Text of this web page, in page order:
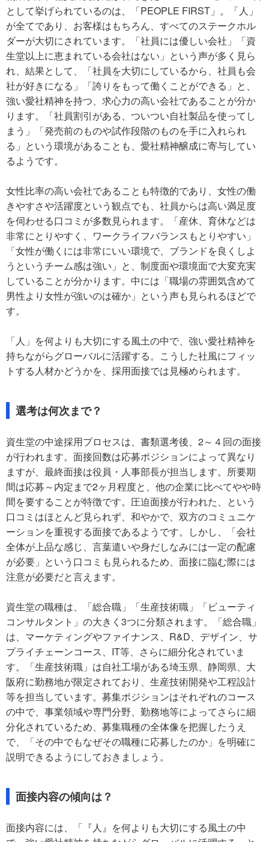
として挙げられているのは、「PEOPLE FIRST」。「人」
が全てであり、お客様はもちろん、すべてのステークホル
ダーが大切にされています。「社員には優しい会社」「資
生堂以上に恵まれている会社はない」という声が多く見ら
れ、結果として、「社員を大切にしているから、社員も会
社が好きになる」「誇りをもって働くことができる」と、
強い愛社精神を持つ、求心力の高い会社であることが分か
ります。「社員割引がある、ついつい自社製品を使ってし
まう」「発売前のものや試作段階のものを手に入れられ
る」という環境があることも、愛社精神醸成に寄与してい
るようです。
女性比率の高い会社であることも特徴的であり、女性の働
きやすさや活躍度という観点でも、社員からは高い満足度
を伺わせる口コミが多数見られます。「産休、育休などは
非常にとりやすく、ワークライフバランスもとりやすい」
「女性が働くには非常にいい環境で、ブランドを良くしよ
うというチーム感は強い」と、制度面や環境面で大変充実
していることが分かります。中には「職場の雰囲気含めて
男性より女性が強いのは確か」という声も見られるほどで
す。
「人」を何よりも大切にする風土の中で、強い愛社精神を
持ちながらグローバルに活躍する。こうした社風にフィッ
トする人材かどうかを、採用面接では見極められます。
選考は何次まで？
資生堂の中途採用プロセスは、書類選考後、2～４回の面接
が行われます。面接回数は応募ポジションによって異なり
ますが、最終面接は役員・人事部長が担当します。所要期
間は応募～内定まで2ヶ月程度と、他の企業に比べてやや時
間を要することが特徴です。圧迫面接が行われた、という
口コミはほとんど見られず、和やかで、双方のコミュニケ
ーションを重視する面接であるようです。しかし、「会社
全体が上品な感じ、言葉遣いや身だしなみには一定の配慮
が必要」という口コミも見られるため、面接に臨む際には
注意が必要だと言えます。
資生堂の職種は、「総合職」「生産技術職」「ビューティ
コンサルタント」の大きく3つに分類されます。「総合職」
は、マーケティングやファイナンス、R&D、デザイン、サ
プライチェーンコース、IT等、さらに細分化されていま
す。「生産技術職」は自社工場がある埼玉県、静岡県、大
阪府に勤務地が限定されており、生産技術開発や工程設計
等を担当しています。募集ポジションはそれぞれのコース
の中で、事業領域や専門分野、勤務地等によってさらに細
分化されているため、募集職種の全体像を把握したうえ
で、「その中でもなぜその職種に応募したのか」を明確に
説明できるようにしておきましょう。
面接内容の傾向は？
面接内容には、「『人』を何よりも大切にする風土の中